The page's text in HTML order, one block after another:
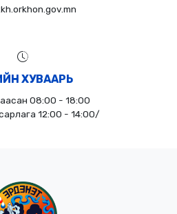
ХУВААРЬ
08:00 - 18:00
12:00 - 14:00/